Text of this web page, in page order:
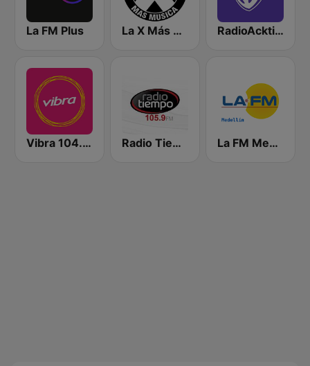
La FM Plus La X Más Música 103.9 FM RadioAcktiva Bogotá
Vibra 104.9 FM Radio Tiempo Medellín La FM Medellín